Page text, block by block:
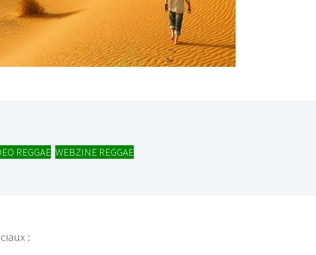
REGGAE WEBZINE REGGAE
: